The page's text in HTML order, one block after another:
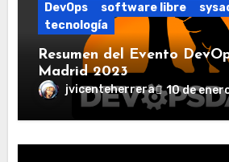
DevOps software libre
tecnología
Resumen del Evento
Madrid 2023
jvicenteherrera 10 de